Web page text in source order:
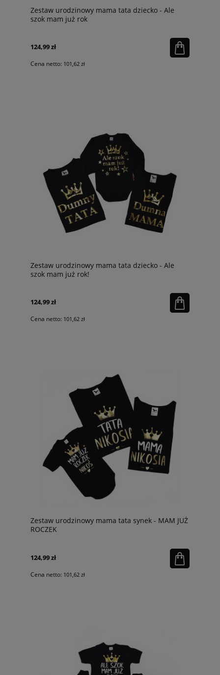
Zestaw urodzinowy mama tata dziecko - Ale
szok mam już rok
124,99 zł
Cena netto: 101,62 zł
Zestaw urodzinowy mama tata dziecko - Ale
szok mam już rok!
124,99 zł
Cena netto: 101,62 zł
Zestaw urodzinowy mama tata synek - MAM JUŻ
ROCZEK
124,99 zł
Cena netto: 101,62 zł